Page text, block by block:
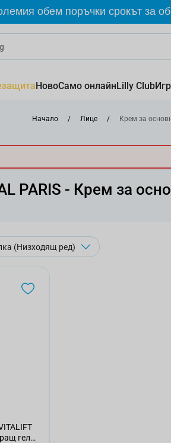
обем поръчки срокът за
НовоСамо онлайнLilly Club
Начало / Лице / Крем за
PARIS - Крем за
гел